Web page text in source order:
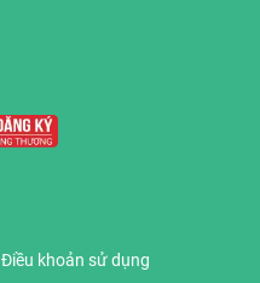
Điều khoản sử dụng